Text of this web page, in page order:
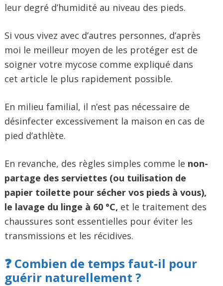
leur degré d’humidité au niveau des pieds.
Si vous vivez avec d’autres personnes, d’après
moi le meilleur moyen de les protéger est de
soigner votre mycose comme expliqué dans
cet article le plus rapidement possible.
En milieu familial, il n’est pas nécessaire de
désinfecter excessivement la maison en cas de
pied d’athlète.
En revanche, des règles simples comme le non-
partage des serviettes (ou tuilisation de
papier toilette pour sécher vos pieds à vous),
le lavage du linge à 60 °C, et le traitement des
chaussures sont essentielles pour éviter les
transmissions et les récidives.
❓ Combien de temps faut-il pour
guérir naturellement ?